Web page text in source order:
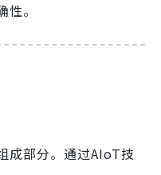
。
成部分。通过AIoT技